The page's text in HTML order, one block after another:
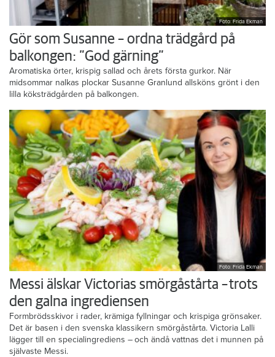
Foto: Frida Ekman
Gör som Susanne – ordna trädgård på
balkongen: ”God gärning”
Aromatiska örter, krispig sallad och årets första gurkor. När
midsommar nalkas plockar Susanne Granlund allsköns grönt i den
lilla köksträdgården på balkongen.
Foto: Frida Ekman
Messi älskar Victorias smörgåstårta – trots
den galna ingrediensen
Formbrödsskivor i rader, krämiga fyllningar och krispiga grönsaker.
Det är basen i den svenska klassikern smörgåstårta. Victoria Lalli
lägger till en specialingrediens – och ändå vattnas det i munnen på
självaste Messi.